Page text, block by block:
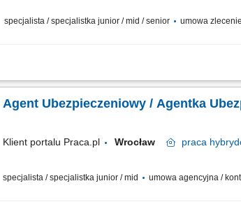
specjalista / specjalistka junior / mid / senior umowa
Aktywne pozyskiwanie klientów i sprzedaż produktów
Agent Ubezpieczeniowy / Agentka
Klient portalu Praca.pl Wrocław praca
specjalista / specjalistka junior / mid umowa agencyjna /